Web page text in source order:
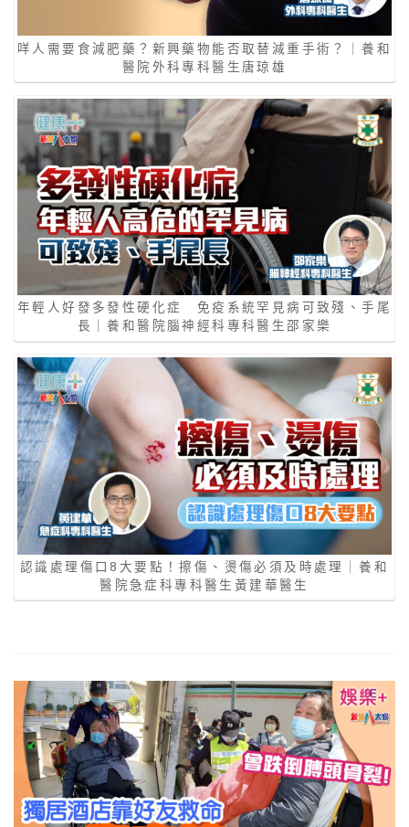
咩人需要食減肥藥？新興藥物能否取替減重手術？｜養和
醫院外科專科醫生唐琼雄
年輕人好發多發性硬化症 免疫系統罕見病可致殘、手尾
長｜養和醫院腦神經科專科醫生邵家樂
認識處理傷口8大要點！擦傷、燙傷必須及時處理｜養和
醫院急症科專科醫生黃建華醫生